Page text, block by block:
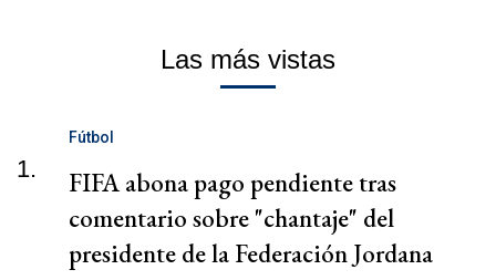
Las más vistas
1.
Fútbol
FIFA abona pago pendiente tras
comentario sobre "chantaje" del
presidente de la Federación Jordana